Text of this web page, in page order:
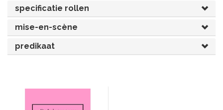
UITGELICHT!
MUSICAL
KERSTTONEEL
JONGERENTONEEL
JEUGDTONEEL
HANDBOEKEN
specificatie rollen
mise-en-scène
predikaat